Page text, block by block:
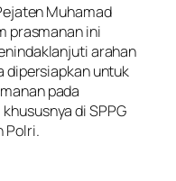
Muhamad
prasmanan ini
arahan
dipersiapkan untuk
pada
di SPPG
Polri.